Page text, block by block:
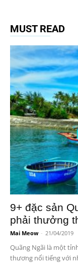
MUST READ
9+ đặc sản
phải thưởng
Mai Meow - 21/04/2019
Quãng Ngãi là một
thương nổi tiếng với